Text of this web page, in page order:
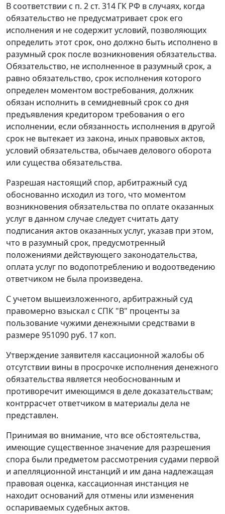
В соответствии с п. 2 ст. 314 ГК РФ в случаях, когда
обязательство не предусматривает срок его
исполнения и не содержит условий, позволяющих
определить этот срок, оно должно быть исполнено в
разумный срок после возникновения обязательства.
Обязательство, не исполненное в разумный срок, а
равно обязательство, срок исполнения которого
определен моментом востребования, должник
обязан исполнить в семидневный срок со дня
предъявления кредитором требования о его
исполнении, если обязанность исполнения в другой
срок не вытекает из закона, иных правовых актов,
условий обязательства, обычаев делового оборота
или существа обязательства.
Разрешая настоящий спор, арбитражный суд
обоснованно исходил из того, что моментом
возникновения обязательства по оплате оказанных
услуг в данном случае следует считать дату
подписания актов оказанных услуг, указав при этом,
что в разумный срок, предусмотренный
положениями действующего законодательства,
оплата услуг по водопотреблению и водоотведению
ответчиком не была произведена.
С учетом вышеизложенного, арбитражный суд
правомерно взыскал с СПК "В" проценты за
пользование чужими денежными средствами в
размере 951090 руб. 17 коп.
Утверждение заявителя кассационной жалобы об
отсутствии вины в просрочке исполнения денежного
обязательства является необоснованным и
противоречит имеющимся в деле доказательствам;
контррасчет ответчиком в материалы дела не
представлен.
Принимая во внимание, что все обстоятельства,
имеющие существенное значение для разрешения
спора были предметом рассмотрения судами первой
и апелляционной инстанций и им дана надлежащая
правовая оценка, кассационная инстанция не
находит оснований для отмены или изменения
оспариваемых судебных актов.